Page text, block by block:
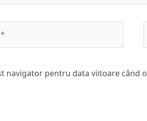
navigator pentru data viitoare când